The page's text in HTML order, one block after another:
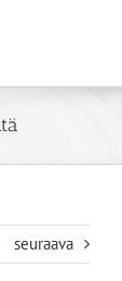
seuraava